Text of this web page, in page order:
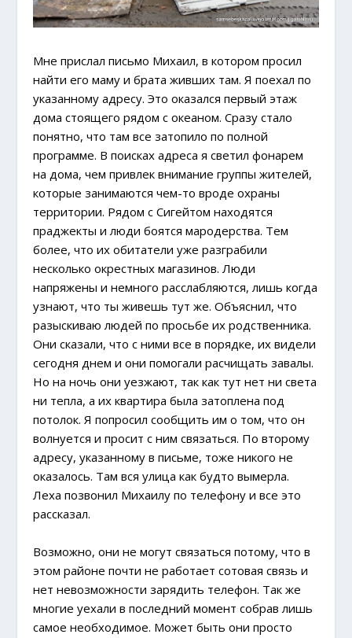
Мне прислал письмо Михаил, в котором просил
найти его маму и брата живших там. Я поехал по
указанному адресу. Это оказался первый этаж
дома стоящего рядом с океаном. Сразу стало
понятно, что там все затопило по полной
программе. В поисках адреса я светил фонарем
на дома, чем привлек внимание группы жителей,
которые занимаются чем-то вроде охраны
территории. Рядом с Сигейтом находятся
праджекты и люди боятся мародерства. Тем
более, что их обитатели уже разграбили
несколько окрестных магазинов. Люди
напряжены и немного расслабляются, лишь когда
узнают, что ты живешь тут же. Объяснил, что
разыскиваю людей по просьбе их родственника.
Они сказали, что с ними все в порядке, их видели
сегодня днем и они помогали расчищать завалы.
Но на ночь они уезжают, так как тут нет ни света
ни тепла, а их квартира была затоплена под
потолок. Я попросил сообщить им о том, что он
волнуется и просит с ним связаться. По второму
адресу, указанному в письме, тоже никого не
оказалось. Там вся улица как будто вымерла.
Леха позвонил Михаилу по телефону и все это
рассказал.
Возможно, они не могут связаться потому, что в
этом районе почти не работает сотовая связь и
нет невозможности зарядить телефон. Так же
многие уехали в последний момент собрав лишь
самое необходимое. Может быть они просто